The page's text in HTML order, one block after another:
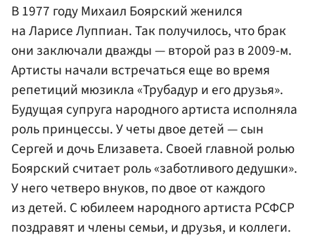
В 1977 году Михаил Боярский женился
на Ларисе Луппиан. Так получилось, что брак
они заключали дважды — второй раз в 2009-м.
Артисты начали встречаться еще во время
репетиций мюзикла «Трубадур и его друзья».
Будущая супруга народного артиста исполняла
роль принцессы. У четы двое детей — сын
Сергей и дочь Елизавета. Своей главной ролью
Боярский считает роль «заботливого дедушки».
У него четверо внуков, по двое от каждого
из детей. С юбилеем народного артиста РСФСР
поздравят и члены семьи, и друзья, и коллеги.